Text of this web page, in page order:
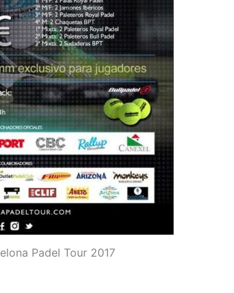
Padel Tour 2017